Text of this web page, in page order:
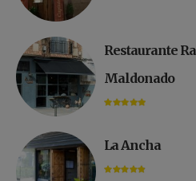
Restaurante
Maldonado
La Ancha